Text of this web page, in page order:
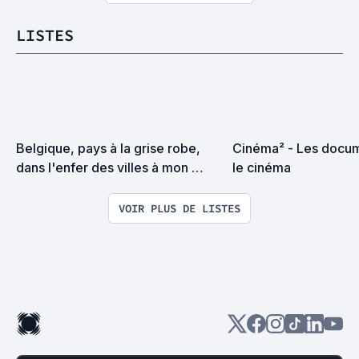
LISTES
Belgique, pays à la grise robe,
dans l'enfer des villes à mon
Cinéma² - Les
le cinéma
VOIR PLUS DE LISTES